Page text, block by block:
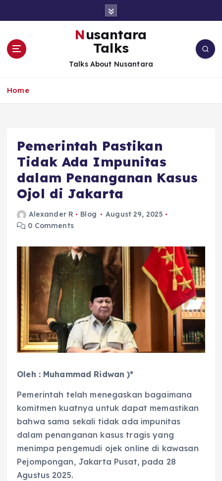
Nusantara
Talks
Talks About Nusantara
Home
Pemerintah Pastikan
Tidak Ada Impunitas
dalam Penanganan Kasus
Ojol di Jakarta
Alexander R Blog
August 29, 2025
0 Comments
Oleh : Muhammad Ridwan )*
Pemerintah telah menegaskan bagaimana
komitmen kuatnya untuk dapat memastikan
bahwa sama sekali tidak ada impunitas
dalam penanganan kasus tragis yang
menimpa pengemudi ojek online di kawasan
Pejompongan, Jakarta Pusat, pada 28
Agustus 2025.